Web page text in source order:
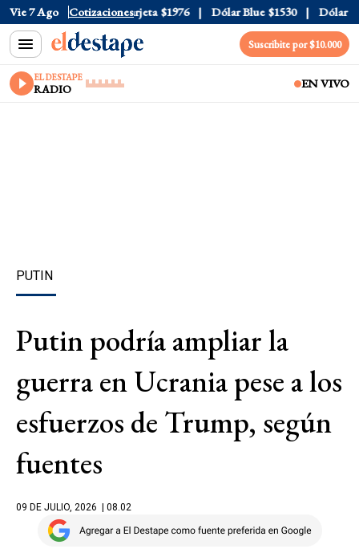
Vie 7 Ago Cotizaciones
$1520 Dólar Tarjeta $1976 Dólar Blue $1530 Dólar CCL
Suscribite por $10.000
EL DESTAPE
RADIO EN VIVO
PUTIN
Putin podría ampliar la
guerra en Ucrania pese a los
esfuerzos de Trump, según
fuentes
09 DE JULIO, 2026 | 08.02